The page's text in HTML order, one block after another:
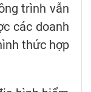
trình vẫn
các doanh
thức hợp